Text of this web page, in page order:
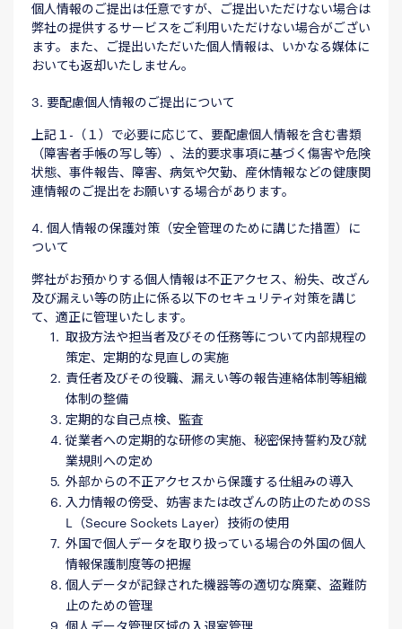
個人情報のご提出は任意ですが、ご提出いただけない場合は
弊社の提供するサービスをご利用いただけない場合がござい
ます。また、ご提出いただいた個人情報は、いかなる媒体に
おいても返却いたしません。
3. 要配慮個人情報のご提出について
上記１-（１）で必要に応じて、要配慮個人情報を含む書類
（障害者手帳の写し等）、法的要求事項に基づく傷害や危険
状態、事件報告、障害、病気や欠勤、産休情報などの健康関
連情報のご提出をお願いする場合があります。
4. 個人情報の保護対策（安全管理のために講じた措置）に
ついて
弊社がお預かりする個人情報は不正アクセス、紛失、改ざん
及び漏えい等の防止に係る以下のセキュリティ対策を講じ
て、適正に管理いたします。
取扱方法や担当者及びその任務等について内部規程の
策定、定期的な見直しの実施
責任者及びその役職、漏えい等の報告連絡体制等組織
体制の整備
定期的な自己点検、監査
従業者への定期的な研修の実施、秘密保持誓約及び就
業規則への定め
外部からの不正アクセスから保護する仕組みの導入
入力情報の傍受、妨害または改ざんの防止のためのSS
L（Secure Sockets Layer）技術の使用
外国で個人データを取り扱っている場合の外国の個人
情報保護制度等の把握
個人データが記録された機器等の適切な廃棄、盗難防
止のための管理
個人データ管理区域の入退室管理